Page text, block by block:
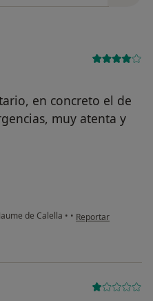
en concreto el de
muy atenta y
de Calella • • en opinión del
Reportar